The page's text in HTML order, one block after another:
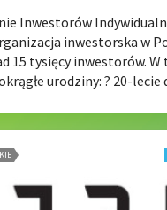
Inwestorów
inwestorska w
15 tysięcy inwestorów. W
urodziny: ? 20-lecie